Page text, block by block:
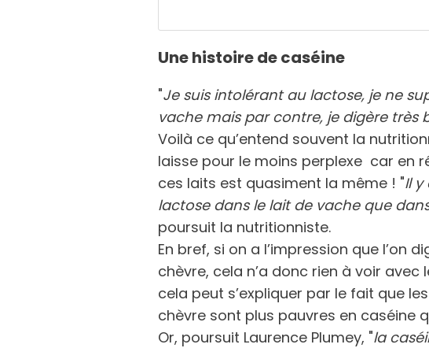
Une histoire de caséine
"Je suis intolérant au lactose, je ne
vache mais par contre, je digère très
Voilà ce qu’entend souvent la
laisse pour le moins perplexe car en
ces laits est quasiment la même ! "Il
lactose dans le lait de vache que
poursuit la nutritionniste.
En bref, si on a l’impression que l’on
chèvre, cela n’a donc rien à voir avec
cela peut s’expliquer par le fait que
chèvre sont plus pauvres en caséine
Or, poursuit Laurence Plumey, "la